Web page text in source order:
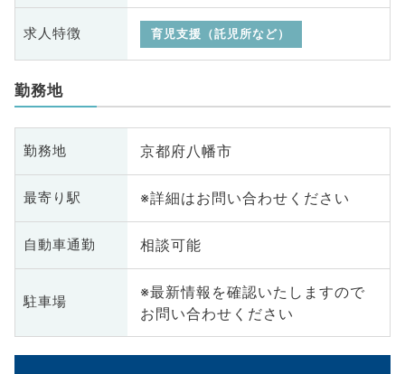
求人特徴 育児支援（託児所など）
勤務地
勤務地 京都府八幡市
最寄り駅 ※詳細はお問い合わせください
自動車通勤 相談可能
駐車場
※最新情報を確認いたしますので
お問い合わせください